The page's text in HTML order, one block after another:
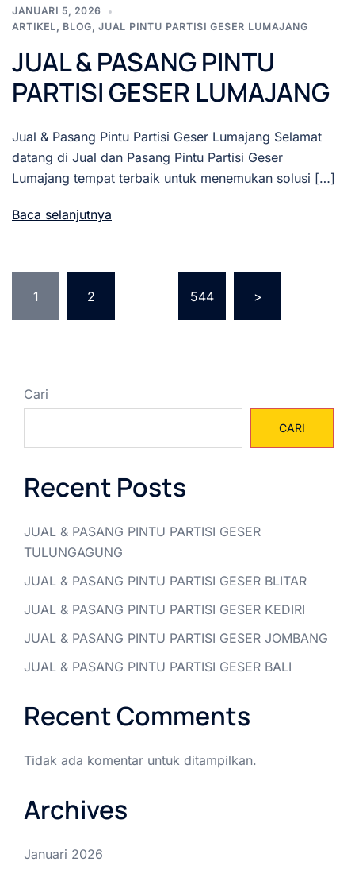
JANUARI 5, 2026
ARTIKEL, BLOG, JUAL PINTU PARTISI GESER LUMAJANG
JUAL & PASANG PINTU
PARTISI GESER LUMAJANG
Jual & Pasang Pintu Partisi Geser Lumajang Selamat
datang di Jual dan Pasang Pintu Partisi Geser
Lumajang tempat terbaik untuk menemukan solusi […]
Baca selanjutnya
pos
1 2 544 >
Cari
CARI
Recent Posts
JUAL & PASANG PINTU PARTISI GESER
TULUNGAGUNG
JUAL & PASANG PINTU PARTISI GESER BLITAR
JUAL & PASANG PINTU PARTISI GESER KEDIRI
JUAL & PASANG PINTU PARTISI GESER JOMBANG
JUAL & PASANG PINTU PARTISI GESER BALI
Recent Comments
Tidak ada komentar untuk ditampilkan.
Archives
Januari 2026